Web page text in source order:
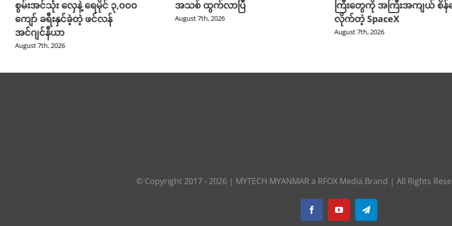
စွမ်းအင်သုံး လှေနဲ့ ရေမိုင် ၃,၀၀၀
ကျော် ခရီးနှင်ခဲ့တဲ့ ဖင်လန်
အင်ဂျင်နီယာ
August 7th, 2026
အသစ် ထွက်လာပြီ
August 7th, 2026
ကြီးတွေကို အကြီးအကျယ် စိန်
လိုက်တဲ့ SpaceX
August 7th, 2026
© Copyright 2017 - 2026| MYTECH MYANMARa RFOX Media Brand | All Rights
FacebookYouTubeTelegram